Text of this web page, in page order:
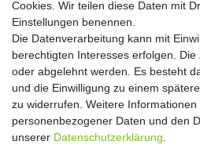
**
Widerrufs­recht
Daten­schutz­erklärung
Cookies. Wir teilen diese Daten mit
Einstellungen benennen.
Die Datenverarbeitung kann mit
berechtigten Interesses erfolgen.
oder abgelehnt werden. Es besteht
und die Einwilligung zu einem
zu widerrufen. Weitere Informationen
personenbezogener Daten und den
unserer Daten­schutz­erklärung